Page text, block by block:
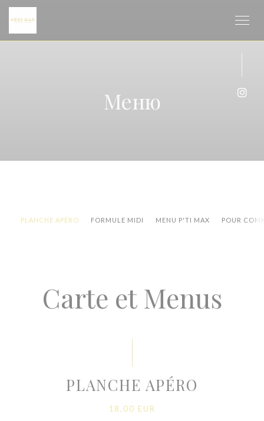
Панель управления cookies
Меню
PLANCHE APÉRO FORMULE MIDI MENU P'TI MAX POUR
Carte et Menus
PLANCHE APÉRO
18,00 EUR